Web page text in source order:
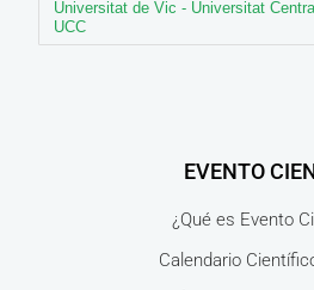
Universitat de Vic - Universitat
UCC
EVENTO
¿Qué es Evento
Calendario